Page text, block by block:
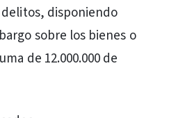
disponiendo
sobre los bienes o
de 12.000.000 de